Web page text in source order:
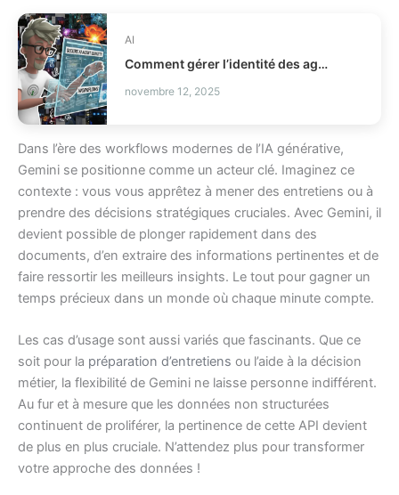
AI
Comment gérer l’identité des agents IA en production IAM ?
novembre 12, 2025
Dans l’ère des workflows modernes de l’IA générative,
Gemini se positionne comme un acteur clé. Imaginez ce
contexte : vous vous apprêtez à mener des entretiens ou à
prendre des décisions stratégiques cruciales. Avec Gemini, il
devient possible de plonger rapidement dans des
documents, d’en extraire des informations pertinentes et de
faire ressortir les meilleurs insights. Le tout pour gagner un
temps précieux dans un monde où chaque minute compte.
Les cas d’usage sont aussi variés que fascinants. Que ce
soit pour la préparation d’entretiens ou l’aide à la décision
métier, la flexibilité de Gemini ne laisse personne indifférent.
Au fur et à mesure que les données non structurées
continuent de proliférer, la pertinence de cette API devient
de plus en plus cruciale. N’attendez plus pour transformer
votre approche des données !